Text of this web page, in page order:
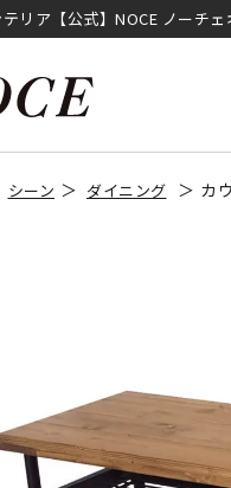
リア【公式】NOCE ノーチ
シーン ダイニング カ